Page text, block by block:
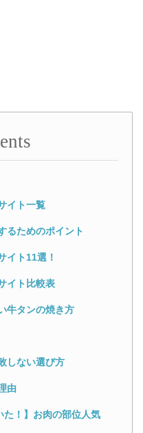
イト一覧
るためのポイント
イト11選！
イト比較表
牛タンの焼き方
しない選び方
由
た！】お肉の部位人気